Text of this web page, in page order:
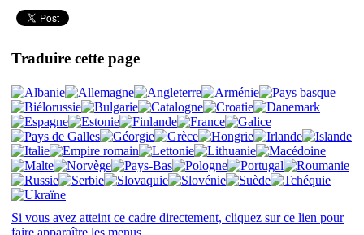
Traduire cette page
Si vous avez atteint ce cadre directement, cliquez sur ce lien pour
faire apparaître les menus.